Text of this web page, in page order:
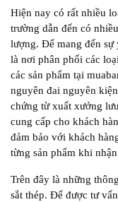
Hiện nay có rất nhiều
trường dẫn đến có
lượng. Để mang đến sự
là nơi phân phối các
các sản phẩm tại
nguyên đai nguyên
chứng từ xuất xưởng
cung cấp cho khách
đảm bảo với khách
từng sản phẩm khi
Trên đây là những
sắt thép. Để được tư